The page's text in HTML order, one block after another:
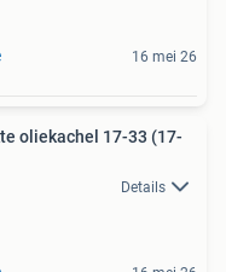
16 mei 26
Details